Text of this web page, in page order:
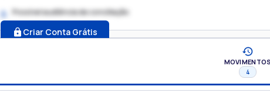
2. Possível audiência de conciliação
Criar Conta Grátis
MOVIMENTOS
4